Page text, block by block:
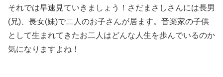
それでは早速見ていきましょう！さだまさしさんには長男
(兄)、長女(妹)で二人のお子さんが居ます。音楽家の子供
として生まれてきたお二人はどんな人生を歩んでいるのか
気になりますよね！